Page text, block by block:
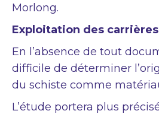
Morlong.
Exploitation des
En l’absence de tout
difficile de déterminer
du schiste comme
L’étude portera plus